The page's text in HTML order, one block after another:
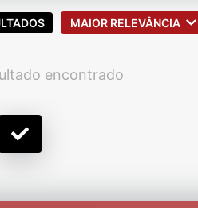
MAIOR RELEVÂNCIA
encontrado